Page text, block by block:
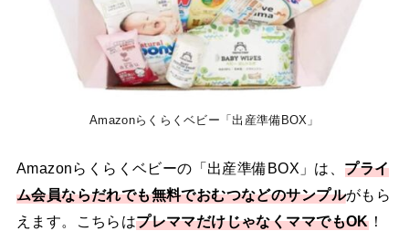
Amazonらくらくベビー「出産準備BOX」
Amazonらくらくベビーの「出産準備BOX」は、 プライ
ム会員ならだれでも無料でおむつなどのサンプルがもら
えます。こちらはプレママだけじゃなくママでもOK！